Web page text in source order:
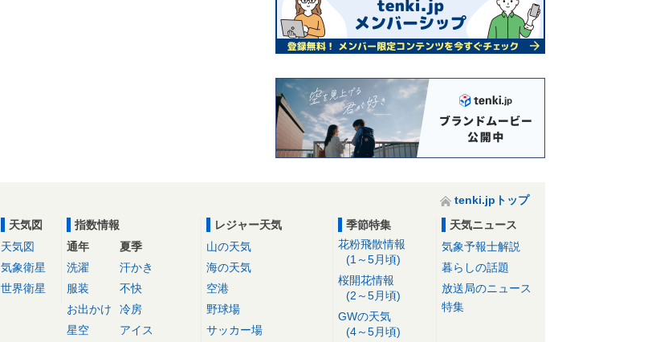
tenki.jpトップ
天気図
天気図
気象衛星
世界衛星
指数情報
通年
洗濯
服装
お出かけ
星空
夏季
汗かき
不快
冷房
アイス
レジャー天気
山の天気
海の天気
空港
野球場
サッカー場
季節特集
花粉飛散情報
(1～5月頃)
桜開花情報
(2～5月頃)
GWの天気
(4～5月頃)
天気ニュース
気象予報士解説
暮らしの話題
放送局のニュース
特集